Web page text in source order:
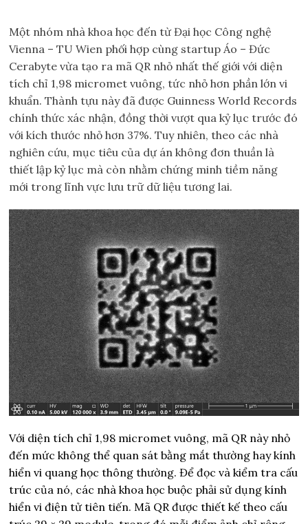
Một nhóm nhà khoa học đến từ Đại học Công nghệ
Vienna – TU Wien phối hợp cùng startup Áo – Đức
Cerabyte vừa tạo ra mã QR nhỏ nhất thế giới với diện
tích chỉ 1,98 micromet vuông, tức nhỏ hơn phần lớn vi
khuẩn. Thành tựu này đã được Guinness World Records
chính thức xác nhận, đồng thời vượt qua kỷ lục trước đó
với kích thước nhỏ hơn 37%. Tuy nhiên, theo các nhà
nghiên cứu, mục tiêu của dự án không đơn thuần là
thiết lập kỷ lục mà còn nhằm chứng minh tiềm năng
mới trong lĩnh vực lưu trữ dữ liệu tương lai.
Với diện tích chỉ 1,98 micromet vuông, mã QR này nhỏ
đến mức không thể quan sát bằng mắt thường hay kính
hiển vi quang học thông thường. Để đọc và kiểm tra cấu
trúc của nó, các nhà khoa học buộc phải sử dụng kính
hiển vi điện tử tiên tiến. Mã QR được thiết kế theo cấu